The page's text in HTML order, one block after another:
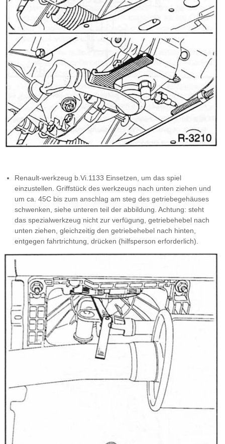
Renault-werkzeug b.Vi.1133 Einsetzen, um das spiel
einzustellen. Griffstück des werkzeugs nach unten ziehen und
um ca. 45C bis zum anschlag am steg des getriebegehäuses
schwenken, siehe unteren teil der abbildung. Achtung: steht
das spezialwerkzeug nicht zur verfügung, getriebehebel nach
unten ziehen, gleichzeitig den getriebehebel nach hinten,
entgegen fahrtrichtung, drücken (hilfsperson erforderlich).